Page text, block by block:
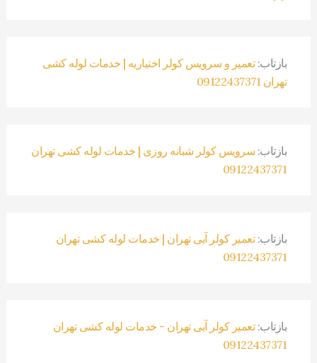
بازتاب:تعمیر و سرویس کولر اختیاریه | خدمات لوله کشی
تهران 09122437371
بازتاب: سرویس کولر شبانه روزی | خدمات لوله کشی تهران
09122437371
بازتاب:تعمیر کولر آبی تهران | خدمات لوله کشی تهران
09122437371
بازتاب:تعمیر کولر آبی تهران - خدمات لوله کشی تهران
09122437371